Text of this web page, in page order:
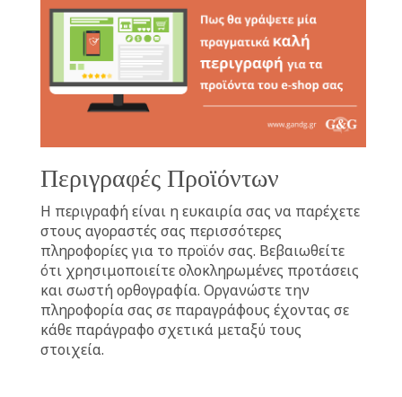
Περιγραφές Προϊόντων
Η περιγραφή είναι η ευκαιρία σας να παρέχετε
στους αγοραστές σας περισσότερες
πληροφορίες για το προϊόν σας. Βεβαιωθείτε
ότι χρησιμοποιείτε ολοκληρωμένες προτάσεις
και σωστή ορθογραφία. Οργανώστε την
πληροφορία σας σε παραγράφους έχοντας σε
κάθε παράγραφο σχετικά μεταξύ τους
στοιχεία.